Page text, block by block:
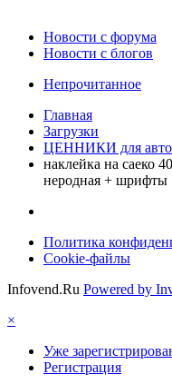
Новости c форума
Новости с блогов
Непрочитанное
Главная
Загрузки
ЦЕННИКИ для
наклейка на саеко
неродная + шрифты
Политика
Cookie-файлы
Infovend.Ru Powered by
×
Уже
Регистрация